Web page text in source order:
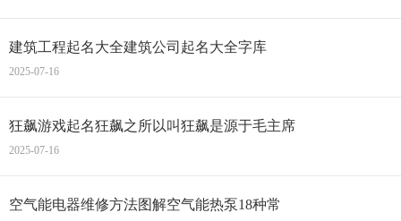
建筑工程起名大全建筑公司起名大全字库
2025-07-16
狂飙游戏起名狂飙之所以叫狂飙是源于毛主席
2025-07-16
空气能电器维修方法图解空气能热泵18种常